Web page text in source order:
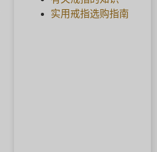
实用戒指选购指南